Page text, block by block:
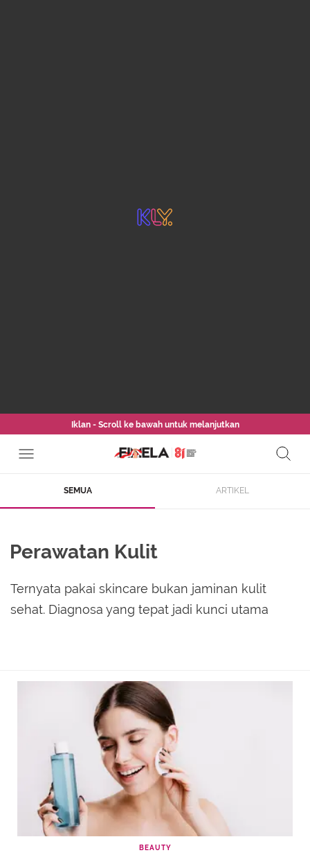
Iklan - Scroll ke bawah untuk melanjutkan
SEMUA ARTIKEL
Perawatan Kulit
Ternyata pakai skincare bukan jaminan kulit
sehat. Diagnosa yang tepat jadi kunci utama
BEAUTY